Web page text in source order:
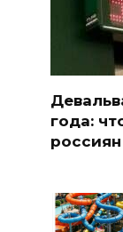
года:
россиян